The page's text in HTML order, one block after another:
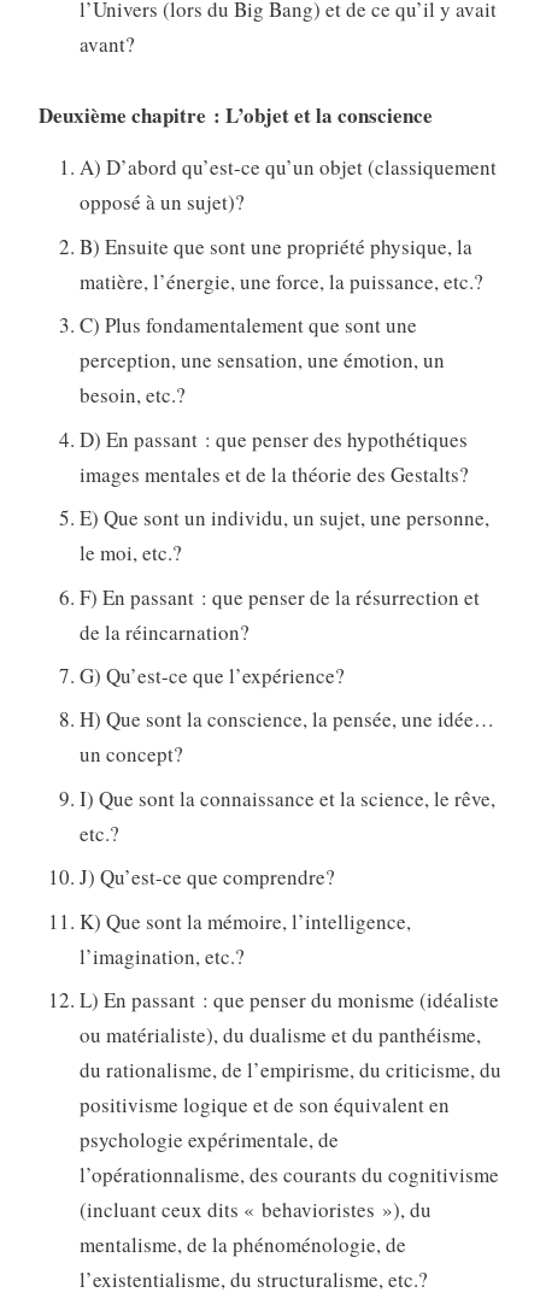
l’Univers (lors du Big Bang) et de ce qu’il y avait
avant?
Deuxième chapitre : L’objet et la conscience
A) D’abord qu’est-ce qu’un objet (classiquement
opposé à un sujet)?
B) Ensuite que sont une propriété physique, la
matière, l’énergie, une force, la puissance, etc.?
C) Plus fondamentalement que sont une
perception, une sensation, une émotion, un
besoin, etc.?
D) En passant : que penser des hypothétiques
images mentales et de la théorie des Gestalts?
E) Que sont un individu, un sujet, une personne,
le moi, etc.?
F) En passant : que penser de la résurrection et
de la réincarnation?
G) Qu’est-ce que l’expérience?
H) Que sont la conscience, la pensée, une idée…
un concept?
I) Que sont la connaissance et la science, le rêve,
etc.?
J) Qu’est-ce que comprendre?
K) Que sont la mémoire, l’intelligence,
l’imagination, etc.?
L) En passant : que penser du monisme (idéaliste
ou matérialiste), du dualisme et du panthéisme,
du rationalisme, de l’empirisme, du criticisme, du
positivisme logique et de son équivalent en
psychologie expérimentale, de
l’opérationnalisme, des courants du cognitivisme
(incluant ceux dits « behavioristes »), du
mentalisme, de la phénoménologie, de
l’existentialisme, du structuralisme, etc.?